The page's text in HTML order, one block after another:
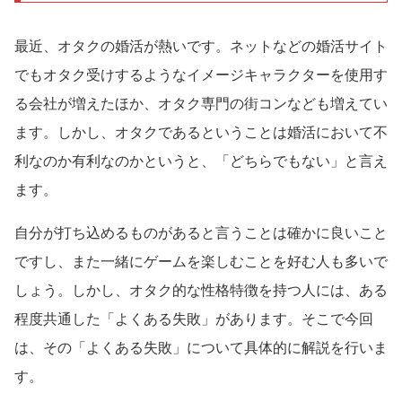
最近、オタクの婚活が熱いです。ネットなどの婚活サイト
でもオタク受けするようなイメージキャラクターを使用す
る会社が増えたほか、オタク専門の街コンなども増えてい
ます。しかし、オタクであるということは婚活において不
利なのか有利なのかというと、「どちらでもない」と言え
ます。
自分が打ち込めるものがあると言うことは確かに良いこと
ですし、また一緒にゲームを楽しむことを好む人も多いで
しょう。しかし、オタク的な性格特徴を持つ人には、ある
程度共通した「よくある失敗」があります。そこで今回
は、その「よくある失敗」について具体的に解説を行いま
す。